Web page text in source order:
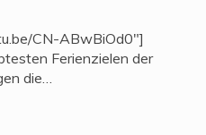
CN-ABwBiOd0"]
Ferienzielen der
die…